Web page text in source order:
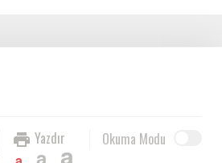
Okuma Modu
Yazdır
a